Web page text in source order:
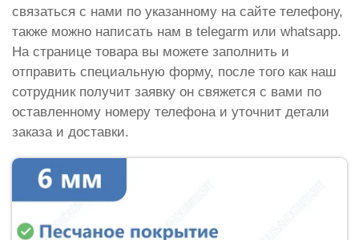
связаться с нами по указанному на сайте телефону,
также можно написать нам в telegarm или whatsapp.
На странице товара вы можете заполнить и
отправить специальную форму, после того как наш
сотрудник получит заявку он свяжется с вами по
оставленному номеру телефона и уточнит детали
заказа и доставки.